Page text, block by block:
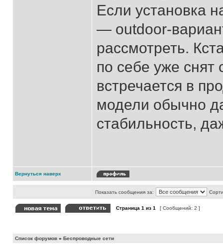
Если установка
— outdoor-
рассмотреть.
по себе уже снят
встречается в
модели обычно
стабильность,
Вернуться наверх
Показать сообщения за:
Страница 1 из 1 [ Сообщений: 2 ]
Список форумов » Беспроводные сети